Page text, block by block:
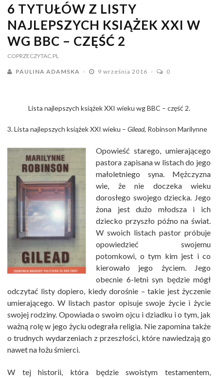
6 TYTUŁÓW Z LISTY
NAJLEPSZYCH KSIĄŻEK XXI W
WG BBC – CZĘŚĆ 2
COPRZECZYTAC.PL
PAULINA ADAMSKA 9 września 2016 0
Lista najlepszych książek XXI wieku wg BBC – część 2.
3. Lista najlepszych książek XXI wieku – Gilead, Robinson Marilynne
Opowieść starego, umierającego
pastora zapisana w listach do jego
małoletniego syna. Mężczyzna
wie, że nie doczeka wieku
dorosłego swojego dziecka. Jego
żona jest dużo młodsza i ich
dziecko przyszło późno na świat.
W swoich listach pastor próbuje
opowiedzieć swojemu
potomkowi, o tym kim jest i co
kierowało jego życiem. Jego
obecnie 6-letni syn będzie mógł
odczytać listy dopiero, kiedy dorośnie – takie jest życzenie
umierającego. W listach pastor opisuje swoje życie i życie
swojej rodziny. Opowiada o swoim ojcu i dziadku i o tym, jak
ważną rolę w jego życiu odegrała religia. Nie zapomina także
o trudnych wydarzeniach z przeszłości, które nawiedzają go
nawet na łożu śmierci.
W tej historii, która będzie swoistym testamentem,